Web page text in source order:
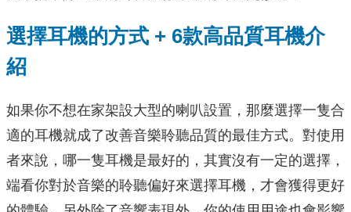
選擇耳機的方式 + 6款高品質耳機介
紹
如果你不想在家架設大型的喇叭設置，那麼選擇一隻合
適的耳機就成了改善音樂聆聽品質的最佳方式。對使用
者來說，哪一隻耳機是最好的，其實沒有一定的選擇，
端看你對於音樂的聆聽偏好來選擇耳機，才會獲得更好